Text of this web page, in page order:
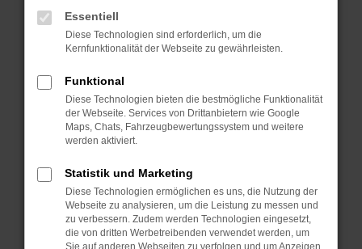
Manche Erweiterungen, wie Werbeblocker,
können das Laden bestimmter Seiten
verhindern. Funktioniert die Seite in einem
Fenster?
Starte dein Gerät neu.
Das kann manchmal helfen, vorübergehende
Probleme zu beheben.
Betriebssystem auf dem neuesten Stand
sind.
Veraltete Software birgt nicht nur ein
Sicherheitsrisiko, sondern kann auch dazu
Essentiell
Diese Technologien sind erforderlich, um die
Kernfunktionalität der Webseite zu gewährleisten.
Funktional
Diese Technologien bieten die bestmögliche Funktionalität
der Webseite. Services von Drittanbietern wie Google
Maps, Chats, Fahrzeugbewertungssystem und weitere
werden aktiviert.
Statistik und Marketing
Diese Technologien ermöglichen es uns, die Nutzung der
Webseite zu analysieren, um die Leistung zu messen und
zu verbessern. Zudem werden Technologien eingesetzt,
die von dritten Werbetreibenden verwendet werden, um
Sie auf anderen Webseiten zu verfolgen und um Anzeigen